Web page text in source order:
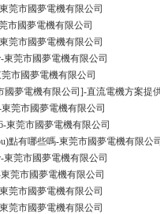
莞市國夢電機有限公司
市國夢電機有限公司
莞市國夢電機有限公司
東莞市國夢電機有限公司
市國夢電機有限公司
國夢電機有限公司]-直流電機方案提
莞市國夢電機有限公司
東莞市國夢電機有限公司
點有哪些嗎-東莞市國夢電機有限公
東莞市國夢電機有限公司
莞市國夢電機有限公司
莞市國夢電機有限公司
莞市國夢電機有限公司